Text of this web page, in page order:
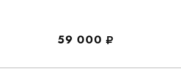
59 000